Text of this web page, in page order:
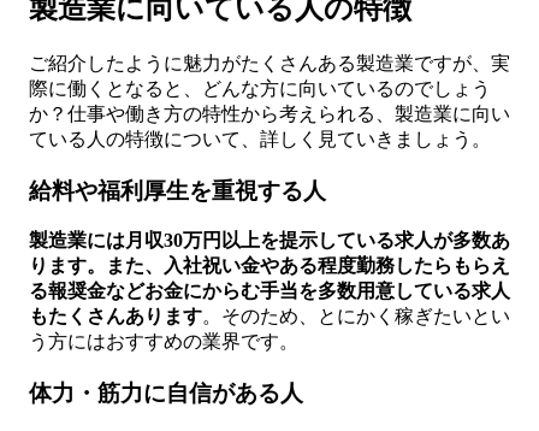
製造業に向いている人の特徴
ご紹介したように魅力がたくさんある製造業ですが、実
際に働くとなると、どんな方に向いているのでしょう
か？仕事や働き方の特性から考えられる、製造業に向い
ている人の特徴について、詳しく見ていきましょう。
給料や福利厚生を重視する人
製造業には月収30万円以上を提示している求人が多数あ
ります。また、入社祝い金やある程度勤務したらもらえ
る報奨金などお金にからむ手当を多数用意している求人
もたくさんあります。そのため、とにかく稼ぎたいとい
う方にはおすすめの業界です。
体力・筋力に自信がある人